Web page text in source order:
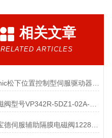
相关文章
RELATED ARTICLES